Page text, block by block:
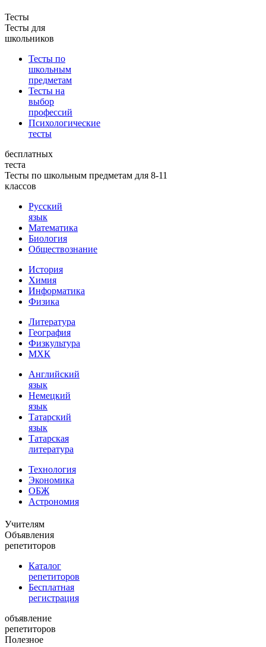
Тесты
Тесты для
школьников
Тесты по
школьным
предметам
Тесты на
выбор
профессий
Психологические
тесты
бесплатных
теста
Тесты по школьным предметам для 8-11
классов
Русский
язык
Математика
Биология
Обществознание
История
Химия
Информатика
Физика
Литература
География
Физкультура
МХК
Английский
язык
Немецкий
язык
Татарский
язык
Татарская
литература
Технология
Экономика
ОБЖ
Астрономия
Учителям
Объявления
репетиторов
Каталог
репетиторов
Бесплатная
регистрация
объявление
репетиторов
Полезное